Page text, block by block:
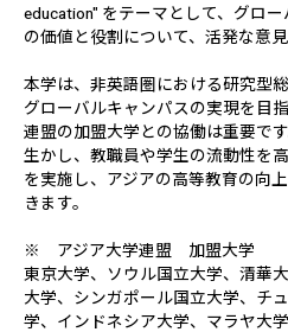
education" をテーマとして、グロ
の価値と役割について、活発な意
本学は、非英語圏における研究型
グローバルキャンパスの実現を目
連盟の加盟大学との協働は重要で
生かし、教職員や学生の流動性を
を実施し、アジアの高等教育の向
きます。
※ アジア大学連盟 加盟大学
東京大学、ソウル国立大学、清華
大学、シンガポール国立大学、チ
学、インドネシア大学、マラヤ大